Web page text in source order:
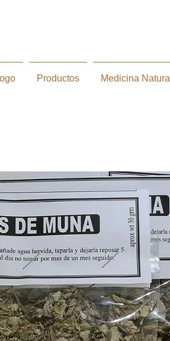
Productos Medicina Natural